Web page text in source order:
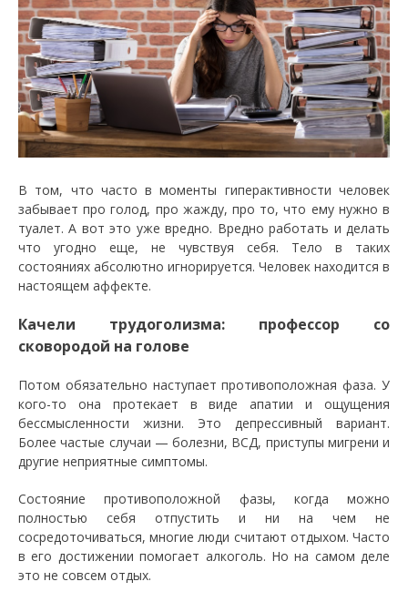
В том, что часто в моменты гиперактивности человек
забывает про голод, про жажду, про то, что ему нужно в
туалет. А вот это уже вредно. Вредно работать и делать
что угодно еще, не чувствуя себя. Тело в таких
состояниях абсолютно игнорируется. Человек находится в
настоящем аффекте.
Качели трудоголизма: профессор со
сковородой на голове
Потом обязательно наступает противоположная фаза. У
кого-то она протекает в виде апатии и ощущения
бессмысленности жизни. Это депрессивный вариант.
Более частые случаи — болезни, ВСД, приступы мигрени и
другие неприятные симптомы.
Состояние противоположной фазы, когда можно
полностью себя отпустить и ни на чем не
сосредоточиваться, многие люди считают отдыхом. Часто
в его достижении помогает алкоголь. Но на самом деле
это не совсем отдых.